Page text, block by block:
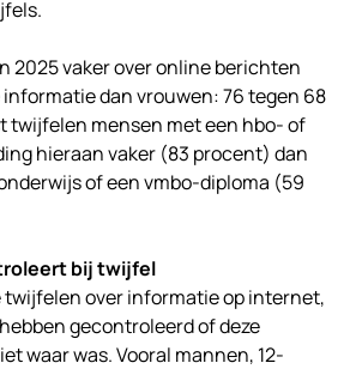
2025 vaker over online berichten
dan vrouwen: 76 tegen 68
twijfelen mensen met een hbo- of
hieraan vaker (83 procent) dan
of een vmbo-diploma (59
bij twijfel
twijfelen over informatie op internet,
gecontroleerd of deze
waar was. Vooral mannen, 12-